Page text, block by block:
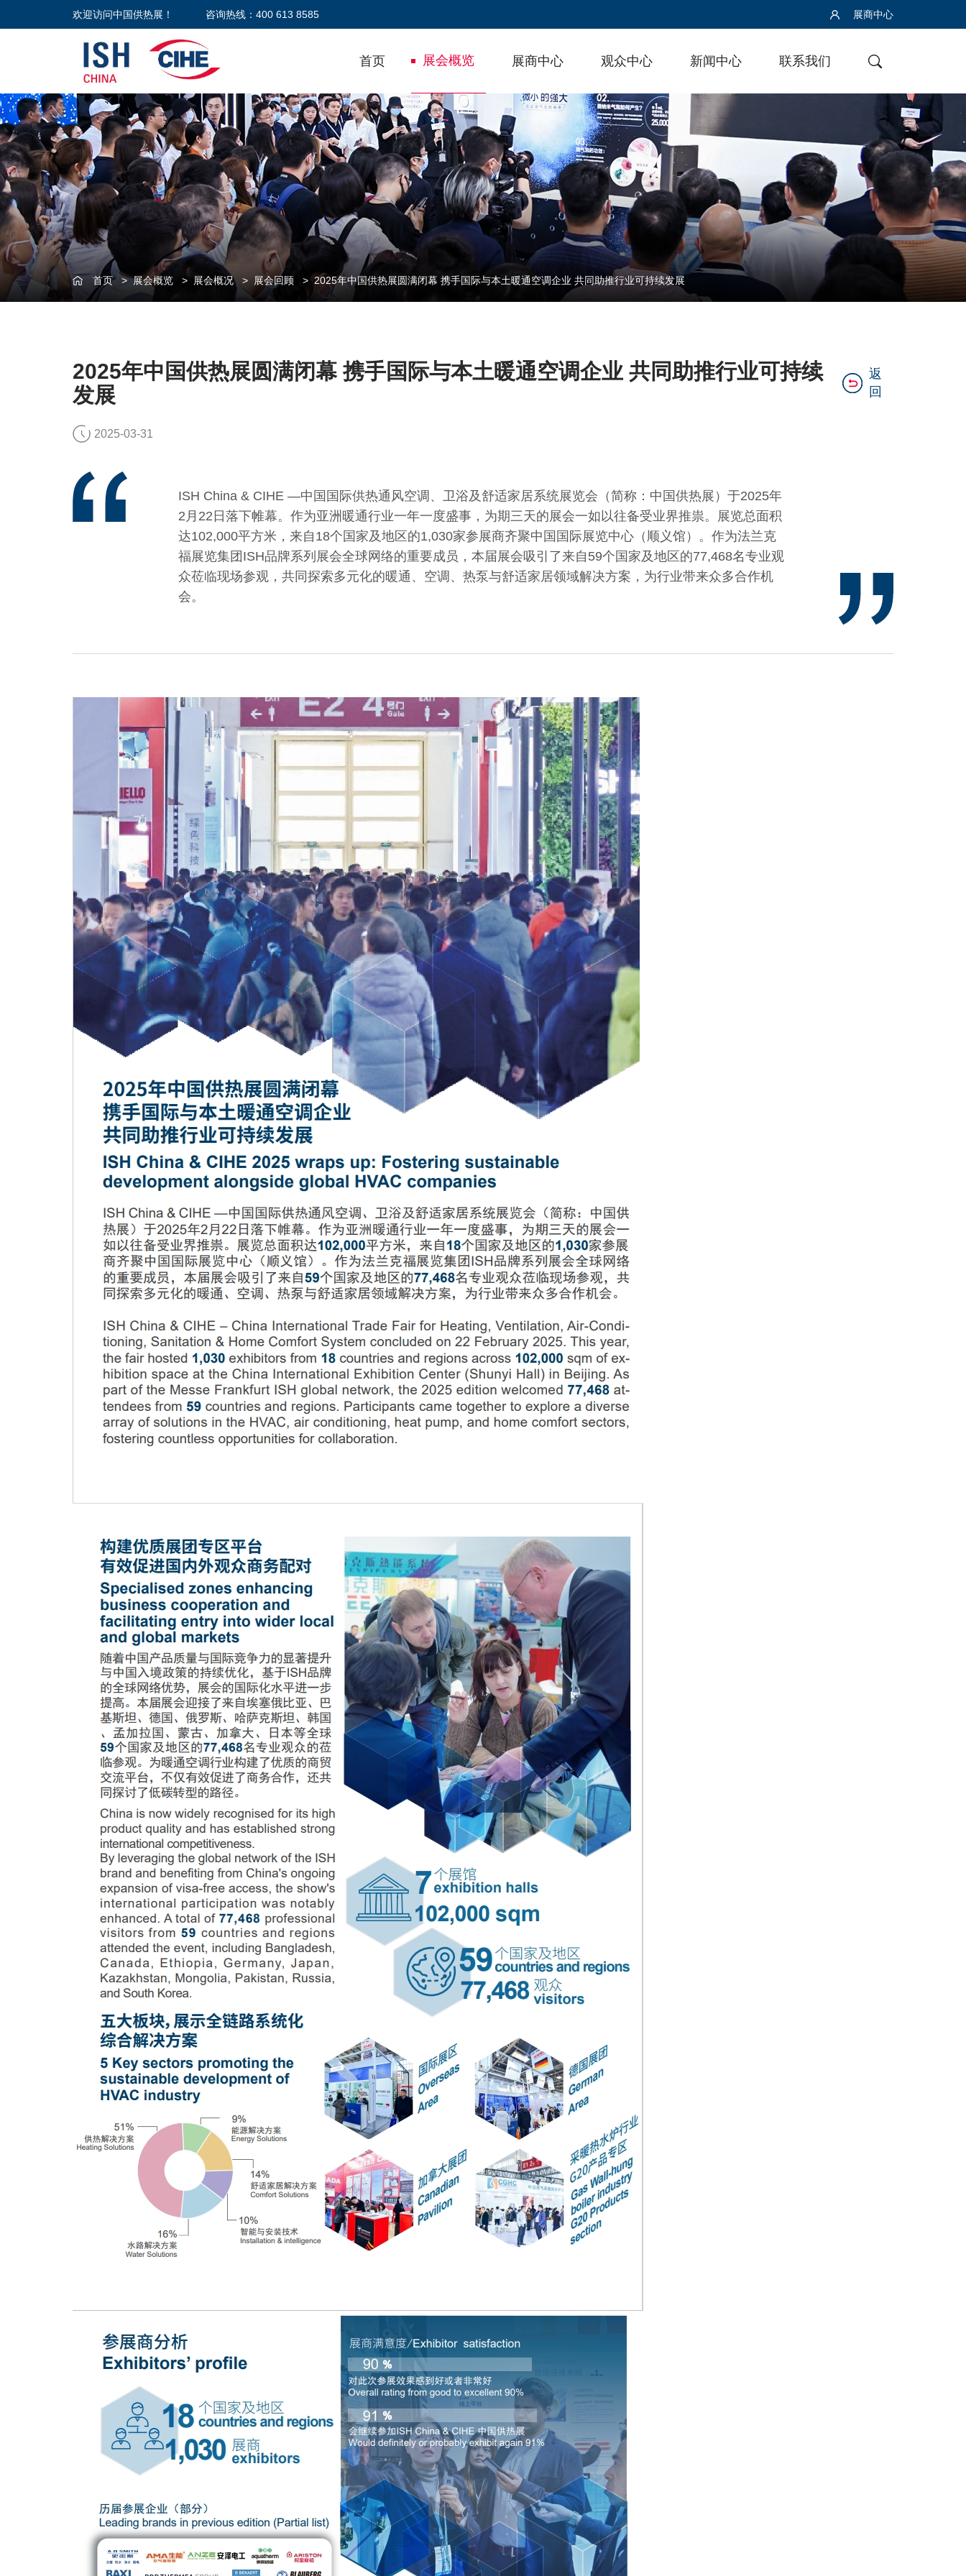
欢迎访问中国供热展！ 咨询热线：400 613 8585 展商中心
首页 展会概览 展商中心 观众中心 新闻中心 联系我们
首页>展会概览> 展会概况> 展会回顾> 2025年中国供热展圆满闭幕 携手国际与本土暖通空调企业 共同助推行业可持续发展
2025年中国供热展圆满闭幕 携手国际与本土暖通空调企业 共同助推行业可持续
发展
返
回
2025-03-31
ISH China & CIHE —中国国际供热通风空调、卫浴及舒适家居系统展览会（简称：中国供热展）于2025年
2月22日落下帷幕。作为亚洲暖通行业一年一度盛事，为期三天的展会一如以往备受业界推祟。展览总面积
达102,000平方米，来自18个国家及地区的1,030家参展商齐聚中国国际展览中心（顺义馆）。作为法兰克
福展览集团ISH品牌系列展会全球网络的重要成员，本届展会吸引了来自59个国家及地区的77,468名专业观
众莅临现场参观，共同探索多元化的暖通、空调、热泵与舒适家居领域解决方案，为行业带来众多合作机
会。